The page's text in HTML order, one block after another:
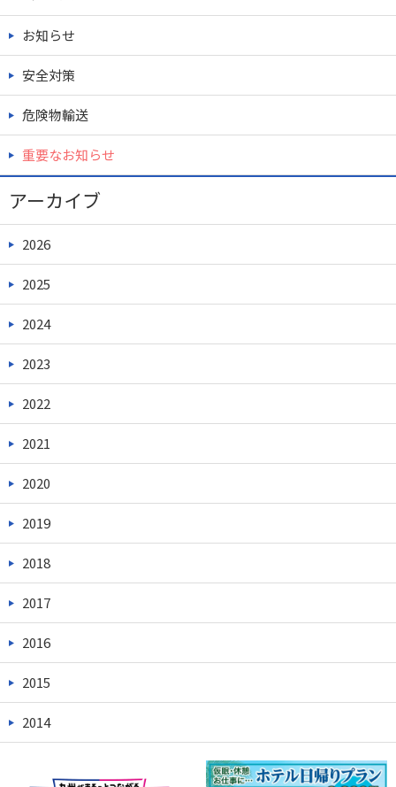
お知らせ
安全対策
危険物輸送
重要なお知らせ
アーカイブ
2026
2025
2024
2023
2022
2021
2020
2019
2018
2017
2016
2015
2014